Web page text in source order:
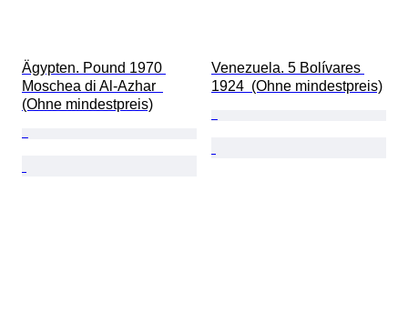
Ägypten. Pound 1970
Moschea di Al-Azhar
(Ohne mindestpreis)
Venezuela. 5 Bolívares
1924  (Ohne mindestpreis)